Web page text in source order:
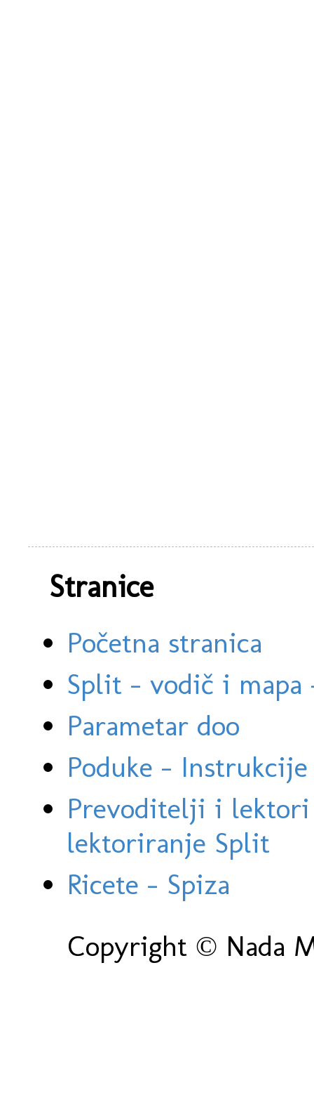
Stranice
Početna stranica
Split - vodič i
Parametar doo
Poduke -
Prevoditelji i
lektoriranje Split
Ricete - Spiza
Copyright © Nada